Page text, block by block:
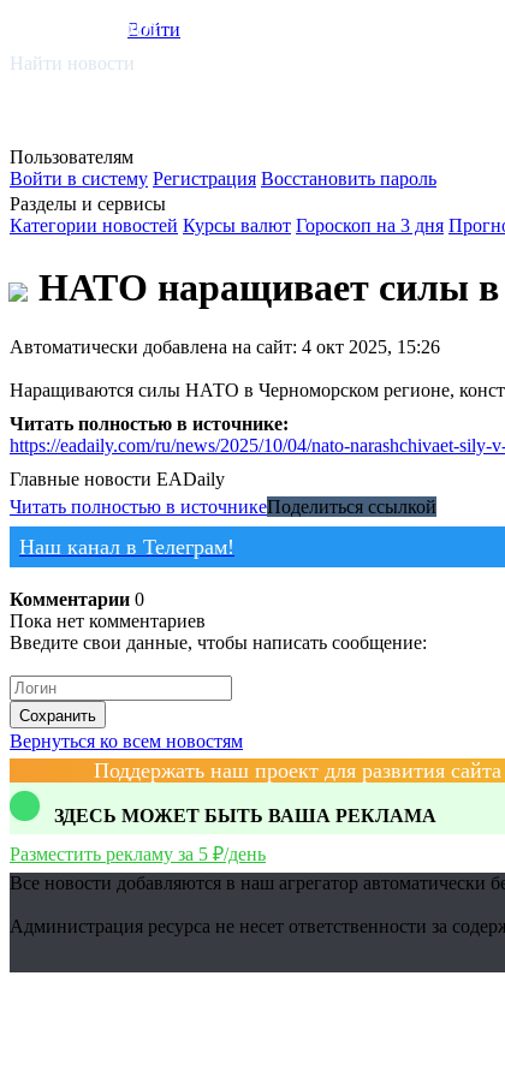
smi.mobi
Войти
Найти новости
Пользователям
Войти в систему Регистрация Восстановить пароль
Разделы и сервисы
Категории новостей Курсы валют Гороскоп на 3 дня
НАТО наращивает силы в
Автоматически добавлена на сайт: 4 окт 2025, 15:26
Наращиваются силы НАТО в Черноморском регионе,
Читать полностью в источнике:
https://eadaily.com/ru/news/2025/10/04/nato-narashchivaet-
Главные новости EADaily
Читать полностью в источникеПоделиться ссылкой
Наш канал в Телеграм!
Комментарии 0
Пока нет комментариев
Введите свои данные, чтобы написать сообщение:
Сохранить
Вернуться ко всем новостям
Поддержать наш проект для развития сайта
ЗДЕСЬ МОЖЕТ БЫТЬ ВАША РЕКЛАМА
Разместить рекламу за 5 ₽/день
Все новости добавляются в наш агрегатор автоматически
Администрация ресурса не несет ответственности за